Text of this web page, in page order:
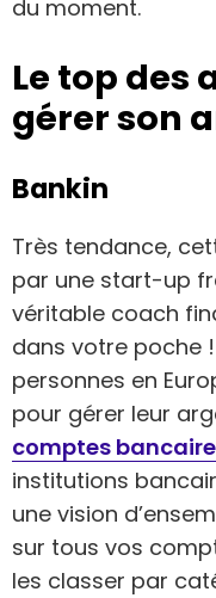
du moment.
Le top des
gérer son
Bankin
Très tendance,
par une start-up
véritable coach
dans votre poche !
personnes en
pour gérer leur
comptes
institutions
une vision
sur tous vos
les classer par